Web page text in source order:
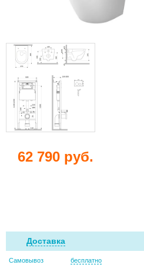
62 790 руб.
Доставка
Самовывоз
бесплатно